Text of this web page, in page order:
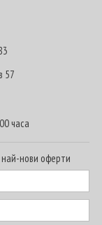
57
часа
нови оферти